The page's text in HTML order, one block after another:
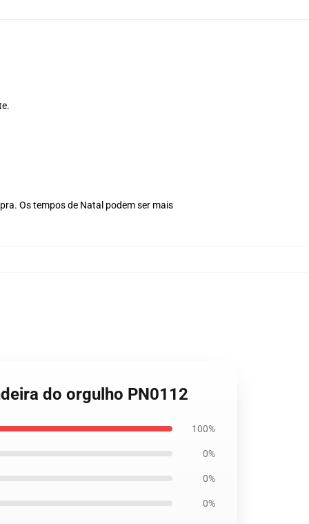
Os tempos de Natal podem ser mais
do orgulho PN0112
100%
0%
0%
0%